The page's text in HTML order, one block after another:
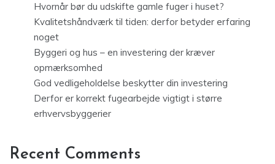
Hvornår bør du udskifte gamle fuger i huset?
Kvalitetshåndværk til tiden: derfor betyder erfaring
noget
Byggeri og hus – en investering der kræver
opmærksomhed
God vedligeholdelse beskytter din investering
Derfor er korrekt fugearbejde vigtigt i større
erhvervsbyggerier
Recent Comments